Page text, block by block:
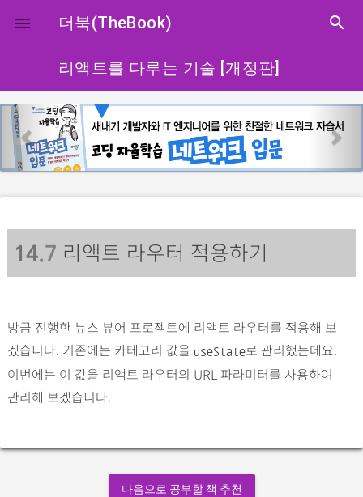
close
 더북(TheBook) search
리액트를 다루는 기술 [개정판]
p
r
e
o
u
s
e
14.7 리액트 라우터 적용하기
방금 진행한 뉴스 뷰어 프로젝트에 리액트 라우터를 적용해 보
겠습니다. 기존에는 카테고리 값을 useState로 관리했는데요.
이번에는 이 값을 리액트 라우터의 URL 파라미터를 사용하여
관리해 보겠습니다.
다음으로 공부할 책 추천